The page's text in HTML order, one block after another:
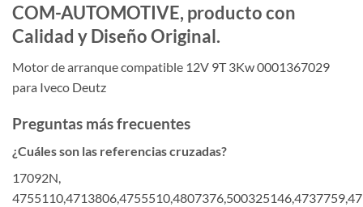
COM-AUTOMOTIVE, producto con
Calidad y Diseño Original.
Motor de arranque compatible 12V 9T 3Kw 0001367029
para Iveco Deutz
Preguntas más frecuentes
¿Cuáles son las referencias cruzadas?
17092N,